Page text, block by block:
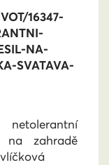
16347-
NA-
SVATAVA-
na zahradě